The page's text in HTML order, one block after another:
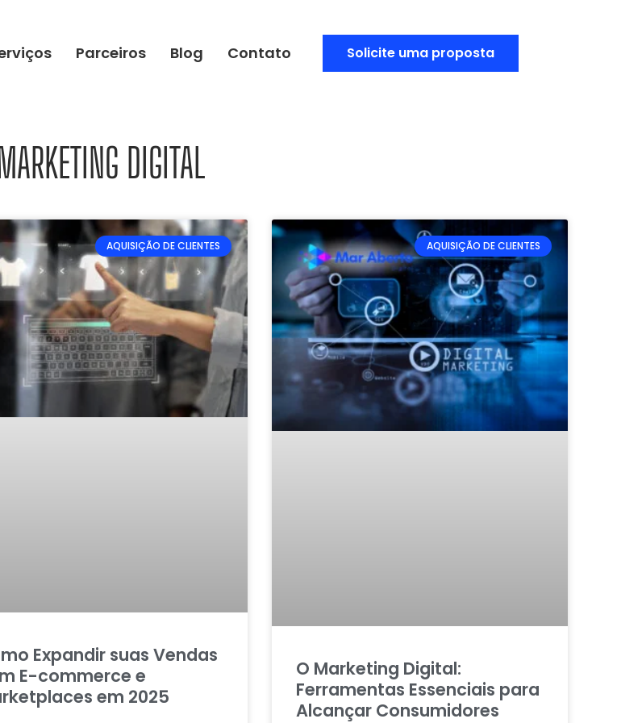
Parceiros Blog Contato Solicite uma proposta
DIGITAL
AQUISIÇÃO DE CLIENTES
Expandir suas Vendas
E-commerce e
em 2025
AQUISIÇÃO DE CLIENTES
O Marketing Digital:
Ferramentas Essenciais para
Alcançar Consumidores